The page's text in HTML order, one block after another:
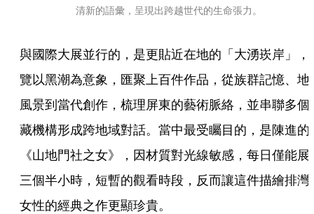
清新的語彙，呈現出跨越世代的生命張力。
與國際大展並行的，是更貼近在地的「大湧崁岸」，
覽以黑潮為意象，匯聚上百件作品，從族群記憶、地
風景到當代創作，梳理屏東的藝術脈絡，並串聯多個
藏機構形成跨地域對話。當中最受矚目的，是陳進的
《山地門社之女》，因材質對光線敏感，每日僅能展
三個半小時，短暫的觀看時段，反而讓這件描繪排灣
女性的經典之作更顯珍貴。